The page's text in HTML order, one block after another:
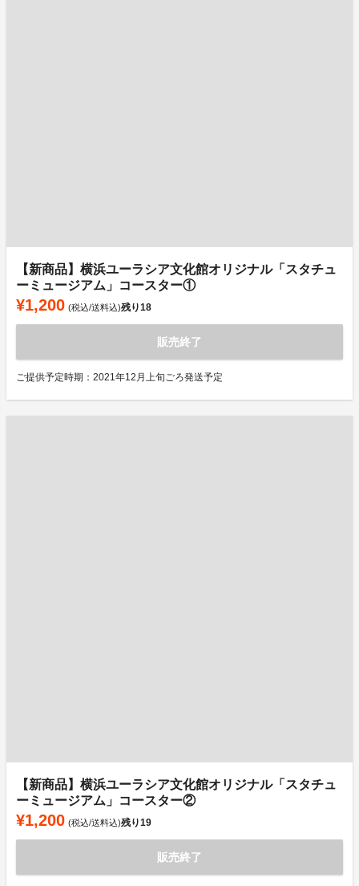
【新商品】横浜ユーラシア文化館オリジナル「スタチュ
ーミュージアム」コースター①
¥1,200 (税込/送料込)残り18
販売終了
ご提供予定時期：2021年12月上旬ごろ発送予定
【新商品】横浜ユーラシア文化館オリジナル「スタチュ
ーミュージアム」コースター②
¥1,200 (税込/送料込)残り19
販売終了